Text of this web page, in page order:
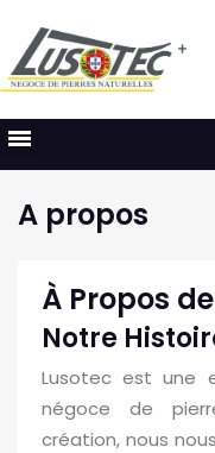
A propos
À Propos
Notre
Lusotec est une
négoce de
création, nous